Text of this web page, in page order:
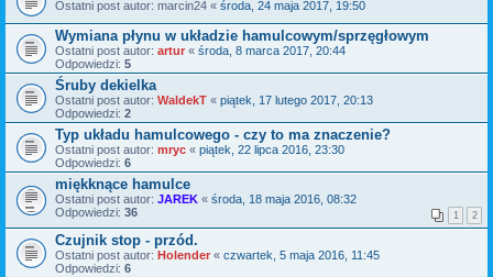
Ostatni post autor: marcin24 « środa, 24 maja 2017, 19:50
Wymiana płynu w układzie hamulcowym/sprzęgłowym
Ostatni post autor: artur « środa, 8 marca 2017, 20:44
Odpowiedzi: 5
Śruby dekielka
Ostatni post autor: WaldekT « piątek, 17 lutego 2017, 20:13
Odpowiedzi: 2
Typ układu hamulcowego - czy to ma znaczenie?
Ostatni post autor: mryc « piątek, 22 lipca 2016, 23:30
Odpowiedzi: 6
miękknące hamulce
Ostatni post autor: JAREK « środa, 18 maja 2016, 08:32
Odpowiedzi: 36 1 2
Czujnik stop - przód.
Ostatni post autor: Holender « czwartek, 5 maja 2016, 11:45
Odpowiedzi: 6